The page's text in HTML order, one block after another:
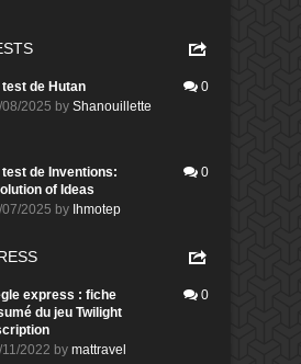
test de Hutan
08/2025 by Shanouillette
0
test de Inventions:
of Ideas
2025 by Ihmotep
0
express : fiche
du jeu Twilight
2022 by mattravel
0